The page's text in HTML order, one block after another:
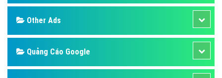
Other Ads
Quảng Cáo Google